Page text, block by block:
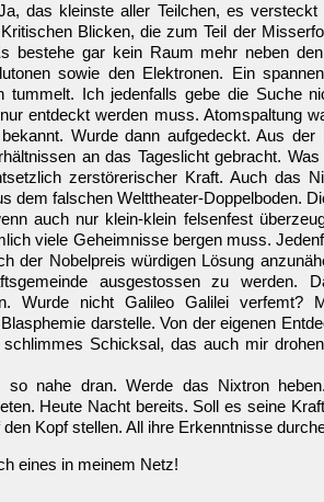
das kleinste aller Teilchen, es
Blicken, die zum Teil der
bestehe gar kein Raum mehr neben
sowie den Elektronen. Ein
tummelt. Ich jedenfalls gebe die Suche
entdeckt werden muss. Atomspaltung
Wurde dann aufgedeckt. Aus der
an das Tageslicht gebracht.
zerstörerischer Kraft. Auch das
dem falschen Welttheater-Doppelboden.
auch nur klein-klein felsenfest
viele Geheimnisse bergen muss.
der Nobelpreis würdigen Lösung
ausgestossen zu
Wurde nicht Galileo Galilei verfemt?
darstelle. Von der eigenen
Schicksal, das auch mir
so nahe dran. Werde das Nixtron
Heute Nacht bereits. Soll es seine
Kopf stellen. All ihre Erkenntnisse
eines in meinem Netz!